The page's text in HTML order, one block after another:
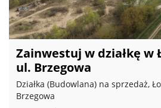
Zainwestuj w działkę w
ul. Brzegowa
Działka (Budowlana) na sprzedaż,
Brzegowa